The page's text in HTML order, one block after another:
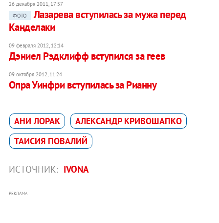
26 декабря 2011, 17:57
ФОТО
Лазарева вступилась за мужа перед
Канделаки
09 февраля 2012, 12:14
Дэниел Рэдклифф вступился за геев
09 октября 2012, 11:24
Опра Уинфри вступилась за Рианну
АНИ ЛОРАК
АЛЕКСАНДР КРИВОШАПКО
ТАИСИЯ ПОВАЛИЙ
ИСТОЧНИК: IVONA
РЕКЛАМА